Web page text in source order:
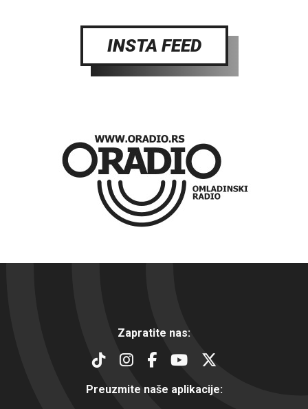
INSTA FEED
Zapratite nas:
Preuzmite naše aplikacije: